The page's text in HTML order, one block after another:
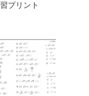
習プリント